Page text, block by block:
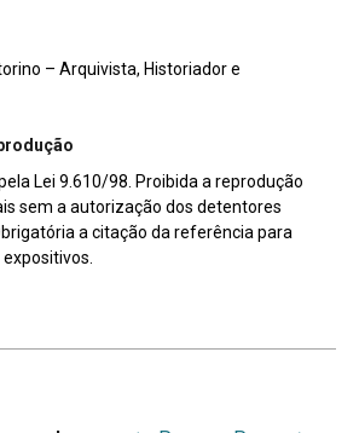
– Arquivista, Historiador e
Lei 9.610/98. Proibida a reprodução
sem a autorização dos detentores
a citação da referência para